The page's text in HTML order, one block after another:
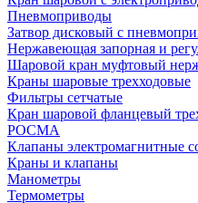
Пневмоприводы
Затвор дисковый с
Нержавеющая запорная и
Шаровой кран муфтовый
Краны шаровые трехходовые
Фильтры сетчатые
Кран шаровой фланцевый
РОСМА
Клапаны электромагнитные
Краны и клапаны
Манометры
Термометры